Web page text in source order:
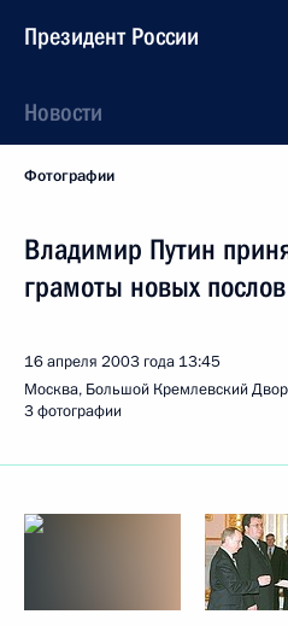
Президент России
Новости
Фотографии
Владимир Путин
грамоты новых
16 апреля 2003 года 13:45
Москва, Большой Кремлевский
3 фотографии